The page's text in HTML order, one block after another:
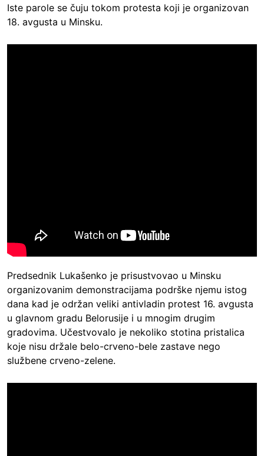
Iste parole se čuju tokom protesta koji je organizovan
18. avgusta u Minsku.
Predsednik Lukašenko je prisustvovao u Minsku
organizovanim demonstracijama podrške njemu istog
dana kad je održan veliki antivladin protest 16. avgusta
u glavnom gradu Belorusije i u mnogim drugim
gradovima. Učestvovalo je nekoliko stotina pristalica
koje nisu držale belo-crveno-bele zastave nego
službene crveno-zelene.